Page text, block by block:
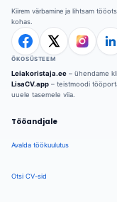
Kiirem värbamine ja lihtsam
kohas.
ÖKOSÜSTEEM
Leiakoristaja.ee – ühendame
LisaCV.app – teistmoodi
uuele tasemele viia.
Tööandjale
Avalda töökuulutus
Otsi CV-sid